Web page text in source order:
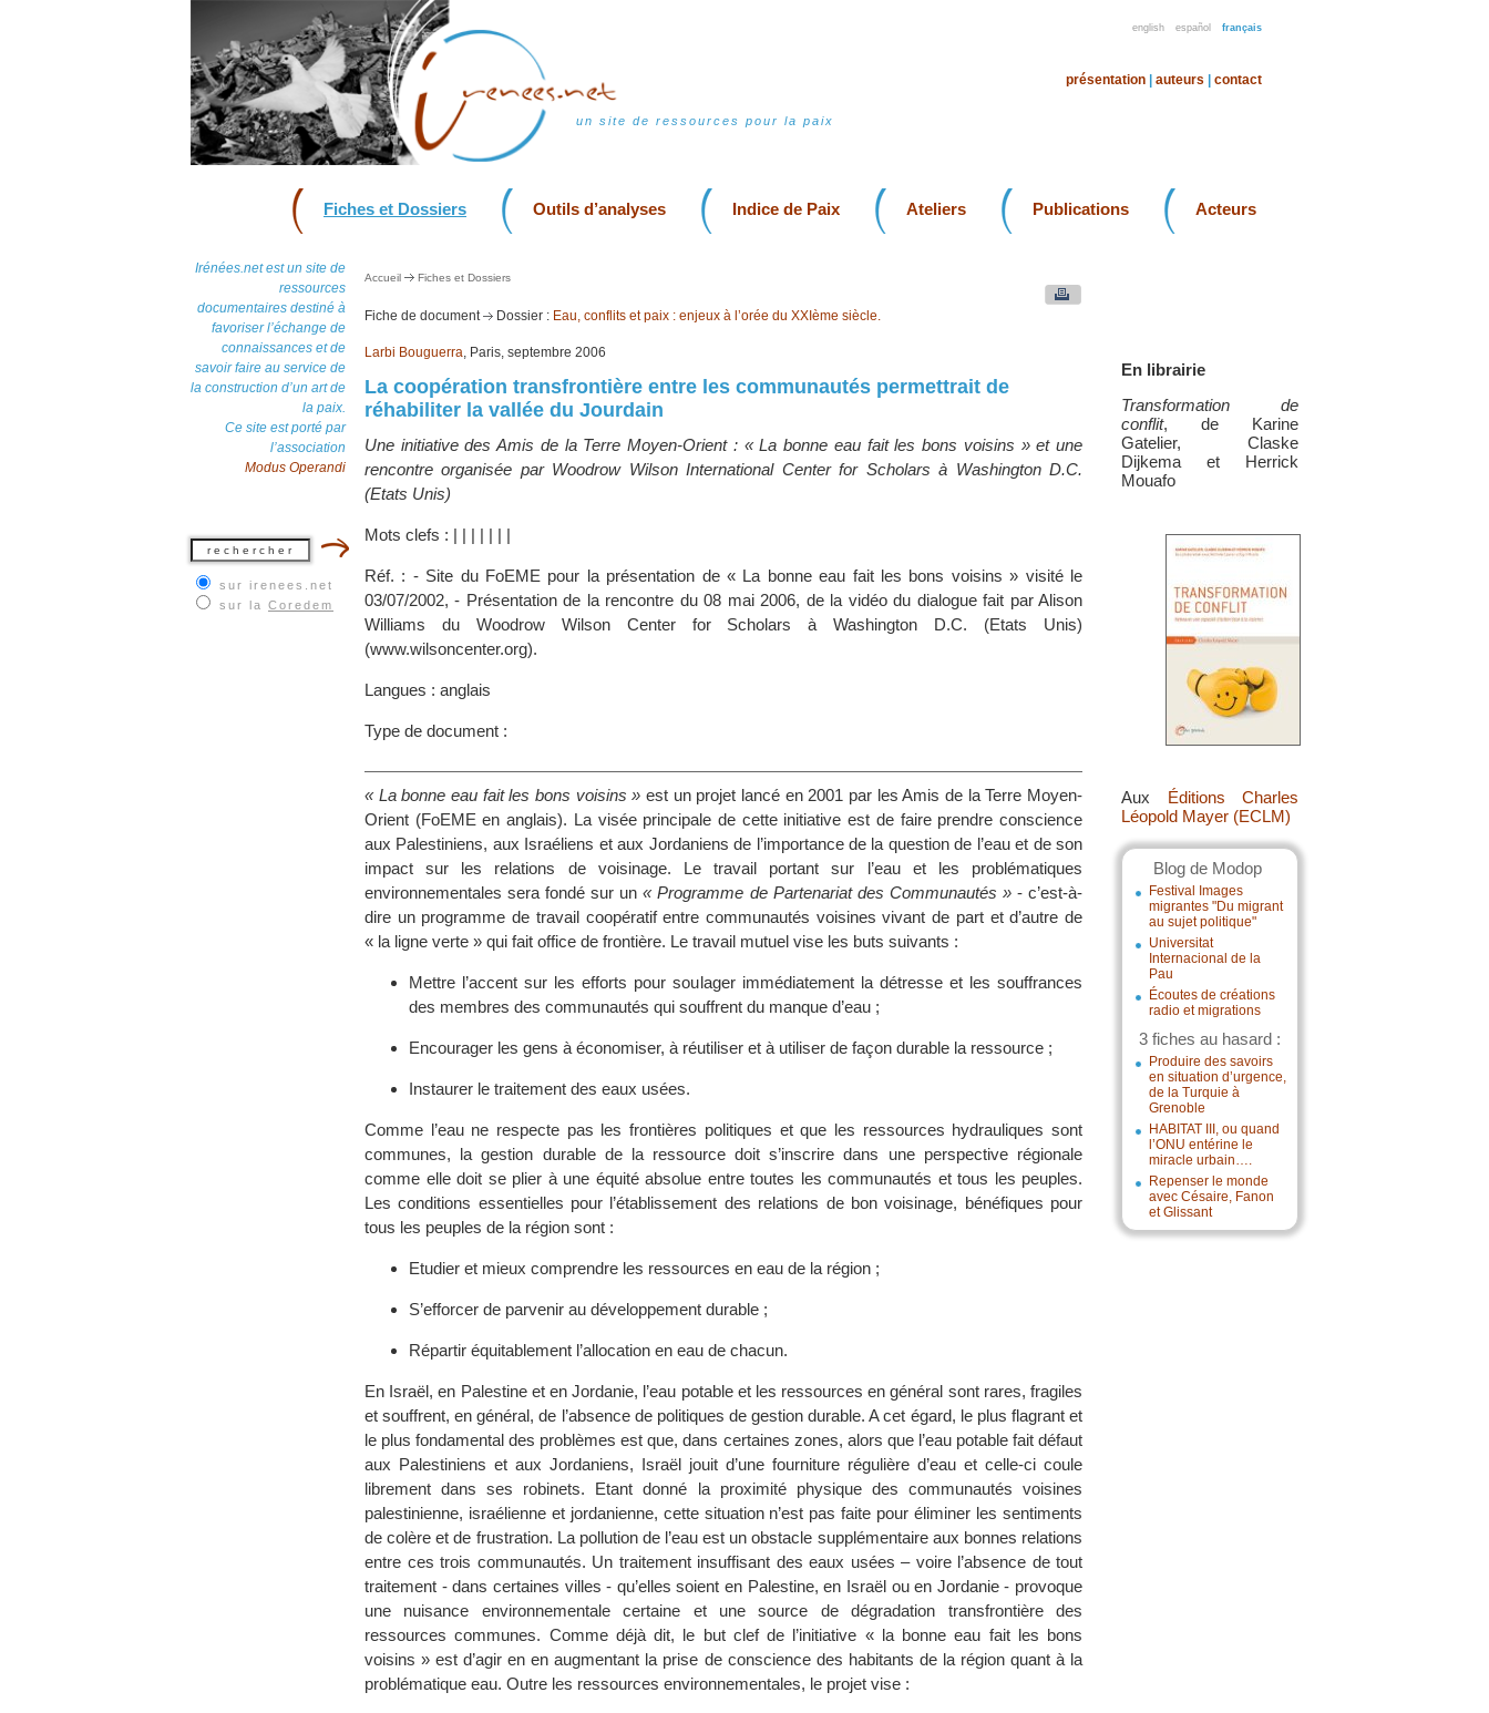
english español français
un site de ressources pour la paix
présentation auteurs contact
Fiches et Dossiers Outils d’analyses Indice de Paix Ateliers Publications Acteurs
Irénées.net est un site de
ressources
documentaires destiné à
favoriser l’échange de
connaissances et de
savoir faire au service de
la construction d’un art de
la paix.
Ce site est porté par
l’association
Modus Operandi
sur irenees.net
sur la Coredem
En librairie
Transformation de
conflit, de Karine
Gatelier, Claske
Dijkema et Herrick
Mouafo
Aux Éditions Charles
Léopold Mayer (ECLM)
Blog de Modop
Festival Images
migrantes "Du migrant
au sujet politique"
Universitat
Internacional de la
Pau
Écoutes de créations
radio et migrations
3 fiches au hasard :
Produire des savoirs
en situation d’urgence,
de la Turquie à
Grenoble
HABITAT III, ou quand
l’ONU entérine le
miracle urbain….
Repenser le monde
avec Césaire, Fanon
et Glissant
Accueil Fiches et Dossiers
Fiche de document Dossier : Eau, conflits et paix : enjeux à l’orée du XXIème siècle.
Larbi Bouguerra, Paris, septembre 2006
La coopération transfrontière entre les communautés permettrait de
réhabiliter la vallée du Jourdain
Une initiative des Amis de la Terre Moyen-Orient : « La bonne eau fait les bons voisins » et une
rencontre organisée par Woodrow Wilson International Center for Scholars à Washington D.C.
(Etats Unis)
Mots clefs : | | | | | | |
Réf. : - Site du FoEME pour la présentation de « La bonne eau fait les bons voisins » visité le
03/07/2002, - Présentation de la rencontre du 08 mai 2006, de la vidéo du dialogue fait par Alison
Williams du Woodrow Wilson Center for Scholars à Washington D.C. (Etats Unis)
(www.wilsoncenter.org).
Langues : anglais
Type de document :
« La bonne eau fait les bons voisins » est un projet lancé en 2001 par les Amis de la Terre Moyen-
Orient (FoEME en anglais). La visée principale de cette initiative est de faire prendre conscience
aux Palestiniens, aux Israéliens et aux Jordaniens de l’importance de la question de l’eau et de son
impact sur les relations de voisinage. Le travail portant sur l’eau et les problématiques
environnementales sera fondé sur un« Programme de Partenariat des Communautés »- c’est-à-
dire un programme de travail coopératif entre communautés voisines vivant de part et d’autre de
« la ligne verte » qui fait office de frontière. Le travail mutuel vise les buts suivants :
Mettre l’accent sur les efforts pour soulager immédiatement la détresse et les souffrances
des membres des communautés qui souffrent du manque d’eau ;
Encourager les gens à économiser, à réutiliser et à utiliser de façon durable la ressource ;
Instaurer le traitement des eaux usées.
Comme l’eau ne respecte pas les frontières politiques et que les ressources hydrauliques sont
communes, la gestion durable de la ressource doit s’inscrire dans une perspective régionale
comme elle doit se plier à une équité absolue entre toutes les communautés et tous les peuples.
Les conditions essentielles pour l’établissement des relations de bon voisinage, bénéfiques pour
tous les peuples de la région sont :
Etudier et mieux comprendre les ressources en eau de la région ;
S’efforcer de parvenir au développement durable ;
Répartir équitablement l’allocation en eau de chacun.
En Israël, en Palestine et en Jordanie, l’eau potable et les ressources en général sont rares, fragiles
et souffrent, en général, de l’absence de politiques de gestion durable. A cet égard, le plus flagrant et
le plus fondamental des problèmes est que, dans certaines zones, alors que l’eau potable fait défaut
aux Palestiniens et aux Jordaniens, Israël jouit d’une fourniture régulière d’eau et celle-ci coule
librement dans ses robinets. Etant donné la proximité physique des communautés voisines
palestinienne, israélienne et jordanienne, cette situation n’est pas faite pour éliminer les sentiments
de colère et de frustration. La pollution de l’eau est un obstacle supplémentaire aux bonnes relations
entre ces trois communautés. Un traitement insuffisant des eaux usées – voire l’absence de tout
traitement - dans certaines villes - qu’elles soient en Palestine, en Israël ou en Jordanie - provoque
une nuisance environnementale certaine et une source de dégradation transfrontière des
ressources communes. Comme déjà dit, le but clef de l’initiative « la bonne eau fait les bons
voisins » est d’agir en en augmentant la prise de conscience des habitants de la région quant à la
problématique eau. Outre les ressources environnementales, le projet vise :